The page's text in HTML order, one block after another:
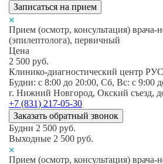
Записаться на прием
Прием (осмотр, консультация) врача-
(эпилептолога), первичный
Цена
2 500 руб.
Клинико-диагностический центр
Будни: c 8:00 до 20:00, Сб, Вс: c 9:00
г. Нижний Новгород, Окский съезд,
+7 (831) 217-05-30
Заказать обратный звонок
Будни 2 500 руб.
Выходные 2 500 руб.
Прием (осмотр, консультация) врача-